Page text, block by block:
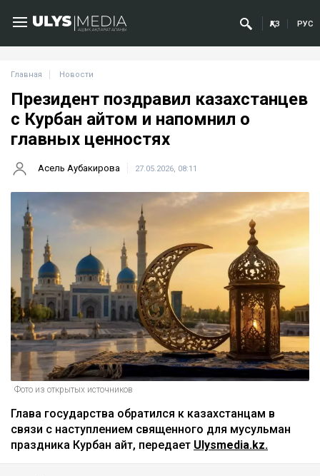
ҚАЗ РУС
Главная Новости
Президент поздравил казахстанцев
с Курбан айтом и напомнил о
главных ценностях
Асель Аубакирова 27.05.2026, 08:11
Фото из открытых источников
Глава государства обратился к казахстанцам в
связи с наступлением священного для мусульман
праздника Курбан айт, передает Ulysmedia.kz.